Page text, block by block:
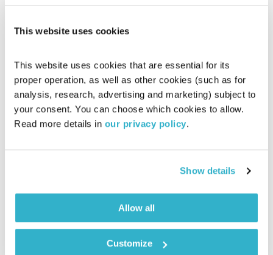
This website uses cookies
This website uses cookies that are essential for its
proper operation, as well as other cookies (such as for
analysis, research, advertising and marketing) subject to
your consent. You can choose which cookies to allow.
Read more details in our privacy policy.
Show details
Allow all
Customize
כל יום מחדש – 14.7.22
כל יום מחדש
אמיר פרי
14.07.22
00:59:08
שעה של מוזיקה מעולה להתעורר איתה, בעריכת ובהגשת אמיר פרי
אודיו